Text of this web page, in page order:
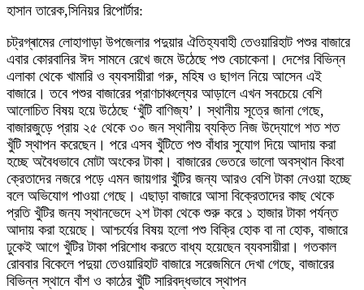
হাসান তারেক,সিনিয়র রিপোর্টার:
চট্রগ্ৰামের লোহাগাড়া উপজেলার পদুয়ার ঐতিহ্যবাহী তেওয়ারিহাট পশুর বাজারে
এবার কোরবানির ঈদ সামনে রেখে জমে উঠেছে পশু বেচাকেনা। দেশের বিভিন্ন
এলাকা থেকে খামারি ও ব্যবসায়ীরা গরু, মহিষ ও ছাগল নিয়ে আসেন এই
বাজারে। তবে পশুর বাজারের প্রাণচাঞ্চল্যের আড়ালে এখন সবচেয়ে বেশি
আলোচিত বিষয় হয়ে উঠেছে ‘খুঁটি বাণিজ্য’। স্থানীয় সূত্রে জানা গেছে,
বাজারজুড়ে প্রায় ২৫ থেকে ৩০ জন স্থানীয় ব্যক্তি নিজ উদ্যোগে শত শত
খুঁটি স্থাপন করেছেন। পরে এসব খুঁটিতে পশু বাঁধার সুযোগ দিয়ে আদায় করা
হচ্ছে অবৈধভাবে মোটা অংকের টাকা। বাজারের ভেতরে ভালো অবস্থান কিংবা
ক্রেতাদের নজরে পড়ে এমন জায়গার খুঁটির জন্য আরও বেশি টাকা নেওয়া হচ্ছে
বলে অভিযোগ পাওয়া গেছে। এছাড়া বাজারে আসা বিক্রেতাদের কাছ থেকে
প্রতি খুঁটির জন্য স্থানভেদে ২শ টাকা থেকে শুরু করে ১ হাজার টাকা পর্যন্ত
আদায় করা হয়েছে। আশ্চর্যের বিষয় হলো পশু বিক্রি হোক বা না হোক, বাজারে
ঢুকেই আগে খুঁটির টাকা পরিশোধ করতে বাধ্য হয়েছেন ব্যবসায়ীরা। গতকাল
রোববার বিকেলে পদুয়া তেওয়ারিহাট বাজারে সরেজমিনে দেখা গেছে, বাজারের
বিভিন্ন স্থানে বাঁশ ও কাঠের খুঁটি সারিবদ্ধভাবে স্থাপন